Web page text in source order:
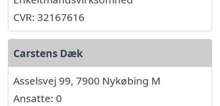
CVR: 32167616
Carstens Dæk
Asselsvej 99, 7900 Nykøbing M
Ansatte: 0